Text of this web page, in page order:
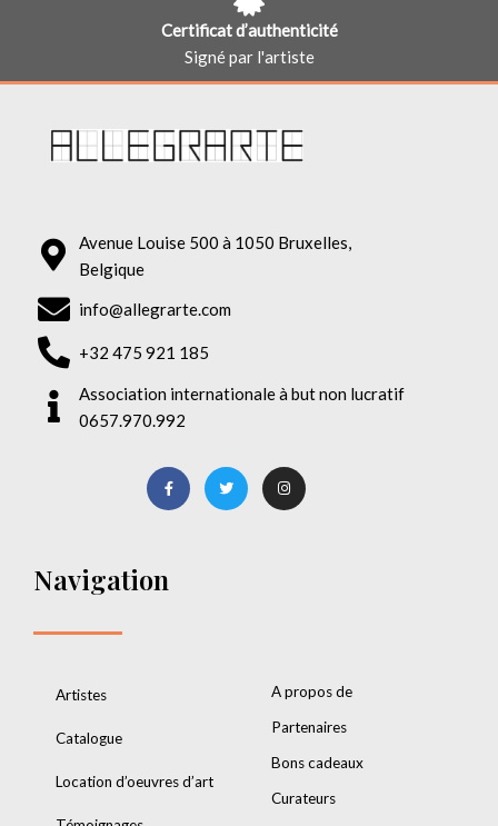
Certificat d’authenticité
Signé par l'artiste
Avenue Louise 500 à 1050 Bruxelles,
Belgique
info@allegrarte.com
+32 475 921 185
Association internationale à but non lucratif
0657.970.992
Navigation
Artistes
Catalogue
Location d’oeuvres d’art
A propos de
Partenaires
Bons cadeaux
Curateurs